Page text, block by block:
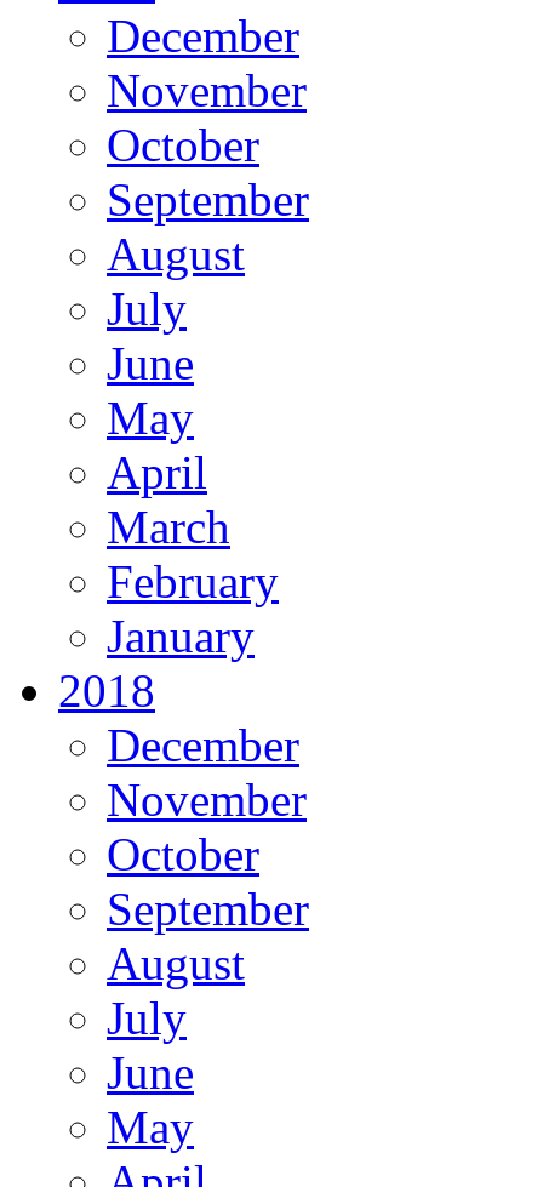
December
November
October
September
August
July
June
May
April
March
February
January
2018
December
November
October
September
August
July
June
May